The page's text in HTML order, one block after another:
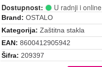
Dostupnost: U radnji i online
Brand
OSTALO
Kategorija Zaštitna stakla
EAN 8600412905942
Šifra
209397